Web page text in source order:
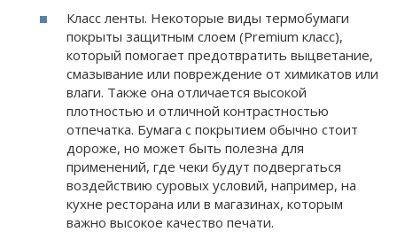
Класс ленты. Некоторые виды термобумаги
покрыты защитным слоем (Premium класс),
который помогает предотвратить выцветание,
смазывание или повреждение от химикатов или
влаги. Также она отличается высокой
плотностью и отличной контрастностью
отпечатка. Бумага с покрытием обычно стоит
дороже, но может быть полезна для
применений, где чеки будут подвергаться
воздействию суровых условий, например, на
кухне ресторана или в магазинах, которым
важно высокое качество печати.